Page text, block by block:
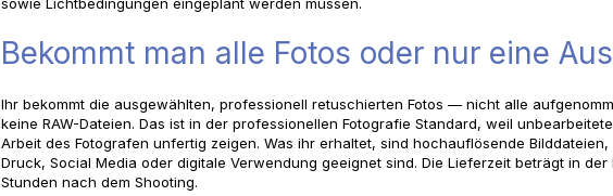
Bekommt man alle Fotos oder nur eine
Ihr bekommt die ausgewählten, professionell retuschierten Fotos — nicht alle
keine RAW-Dateien. Das ist in der professionellen Fotografie Standard, weil
Arbeit des Fotografen unfertig zeigen. Was ihr erhaltet, sind hochauflösende
Druck, Social Media oder digitale Verwendung geeignet sind. Die Lieferzeit beträgt in der
Stunden nach dem Shooting.